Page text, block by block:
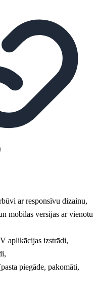
ar responsīvu dizainu,
mobilās versijas ar vienotu
aplikācijas izstrādi,
piegāde, pakomāti,